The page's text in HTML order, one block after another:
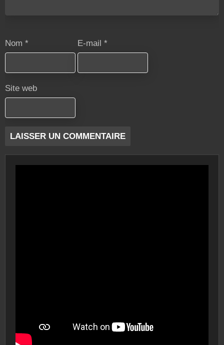
Nom * E-mail *
Site web